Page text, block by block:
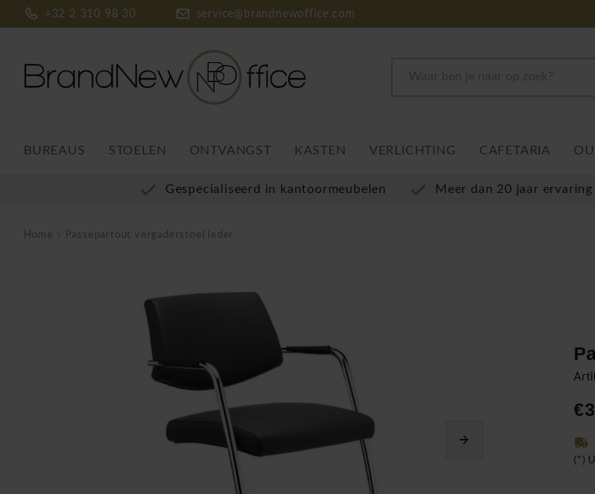
+32 2 310 98 30 service@brandnewoffice.com
BUREAUS STOELEN ONTVANGST KASTEN VERLICHTING CAFETARIA
Gespecialiseerd in kantoormeubelen Meer dan 20 jaar ervaring
Home Passepartout vergaderstoel leder
(*)